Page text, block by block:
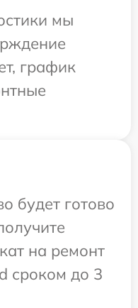
мы
график
будет готово
на ремонт
сроком до 3